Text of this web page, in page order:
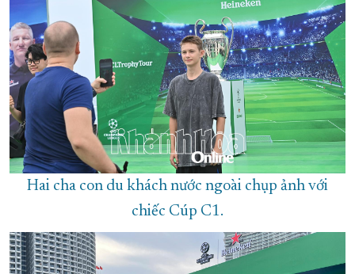
Hai cha con du khách nước ngoài chụp ảnh với
chiếc Cúp C1.